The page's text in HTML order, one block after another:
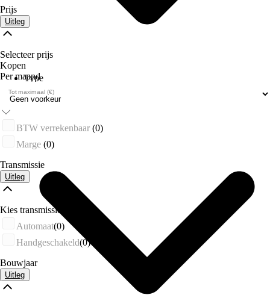
Type
Vestigingen
Prijs
Uitleg
Selecteer prijs
Kopen
Per maand
Tot maximaal (€)
BTW verrekenbaar (0)
Marge (0)
Transmissie
Uitleg
Kies transmissie
Automaat(0)
Handgeschakeld(0)
Bouwjaar
Uitleg